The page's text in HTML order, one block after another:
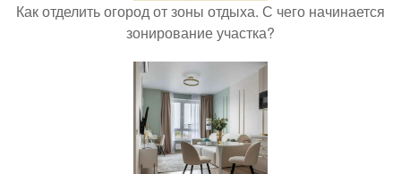
Как отделить огород от зоны отдыха. С чего начинается
зонирование участка?